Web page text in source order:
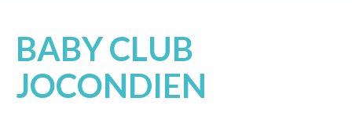
BABY CLUB
JOCONDIEN